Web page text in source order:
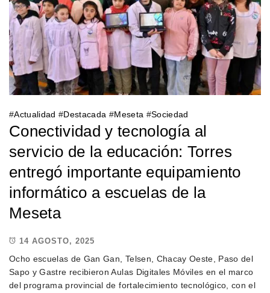
#Actualidad #Destacada #Meseta #Sociedad
Conectividad y tecnología al
servicio de la educación: Torres
entregó importante equipamiento
informático a escuelas de la
Meseta
14 AGOSTO, 2025
Ocho escuelas de Gan Gan, Telsen, Chacay Oeste, Paso del
Sapo y Gastre recibieron Aulas Digitales Móviles en el marco
del programa provincial de fortalecimiento tecnológico, con el